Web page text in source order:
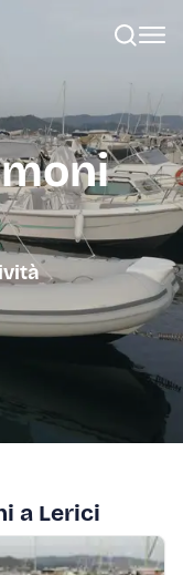
a Lerici